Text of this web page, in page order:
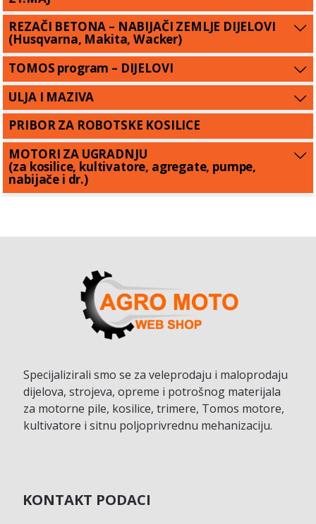
REZAČI BETONA – NABIJAČI ZEMLJE DIJELOVI
(Husqvarna, Makita, Wacker)
TOMOS program – DIJELOVI
ULJA I MAZIVA
PRIBOR ZA ROBOTSKE KOSILICE
MOTORI ZA UGRADNJU
(za kosilice, kultivatore, agregate, pumpe,
nabijače i dr.)
Specijalizirali smo se za veleprodaju i maloprodaju
dijelova, strojeva, opreme i potrošnog materijala
za motorne pile, kosilice, trimere, Tomos motore,
kultivatore i sitnu poljoprivrednu mehanizaciju.
KONTAKT PODACI